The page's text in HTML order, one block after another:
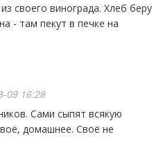
своего винограда. Хлеб беру
- там пекут в печке на
09 16:28
домашнее. Своё не